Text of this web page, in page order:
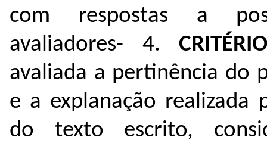
com respostas a
avaliadores- 4.
avaliada a pertinência do
e a explanação realizada
do texto escrito,